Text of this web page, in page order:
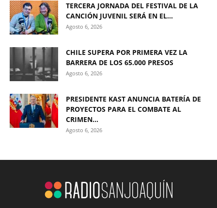
TERCERA JORNADA DEL FESTIVAL DE LA
CANCIÓN JUVENIL SERÁ EN EL...
Agosto 6, 2026
CHILE SUPERA POR PRIMERA VEZ LA
BARRERA DE LOS 65.000 PRESOS
Agosto 6, 2026
PRESIDENTE KAST ANUNCIA BATERÍA DE
PROYECTOS PARA EL COMBATE AL
CRIMEN...
Agosto 6, 2026